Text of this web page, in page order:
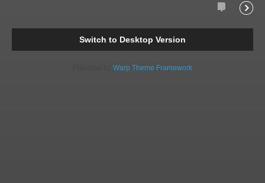
Comments
Switch to Desktop Version
Warp Theme Framework